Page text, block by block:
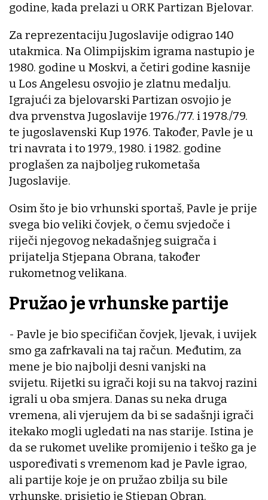
godine, kada prelazi u ORK Partizan Bjelovar.
Za reprezentaciju Jugoslavije odigrao 140
utakmica. Na Olimpijskim igrama nastupio je
1980. godine u Moskvi, a četiri godine kasnije
u Los Angelesu osvojio je zlatnu medalju.
Igrajući za bjelovarski Partizan osvojio je
dva prvenstva Jugoslavije 1976./77. i 1978./79.
te jugoslavenski Kup 1976. Također, Pavle je u
tri navrata i to 1979., 1980. i 1982. godine
proglašen za najboljeg rukometaša
Jugoslavije.
Osim što je bio vrhunski sportaš, Pavle je prije
svega bio veliki čovjek, o čemu svjedoče i
riječi njegovog nekadašnjeg suigrača i
prijatelja Stjepana Obrana, također
rukometnog velikana.
Pružao je vrhunske partije
- Pavle je bio specifičan čovjek, ljevak, i uvijek
smo ga zafrkavali na taj račun. Međutim, za
mene je bio najbolji desni vanjski na
svijetu. Rijetki su igrači koji su na takvoj razini
igrali u oba smjera. Danas su neka druga
vremena, ali vjerujem da bi se sadašnji igrači
itekako mogli ugledati na nas starije. Istina je
da se rukomet uvelike promijenio i teško ga je
uspoređivati s vremenom kad je Pavle igrao,
ali partije koje je on pružao zbilja su bile
vrhunske, prisjetio je Stjepan Obran.